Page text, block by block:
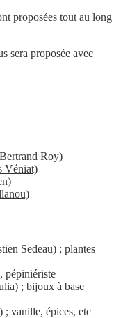
nt proposées tout au long
sera proposée avec
Roy)
Véniat)
Sedeau) ; plantes
pépiniériste
; bijoux à base
; vanille, épices, etc